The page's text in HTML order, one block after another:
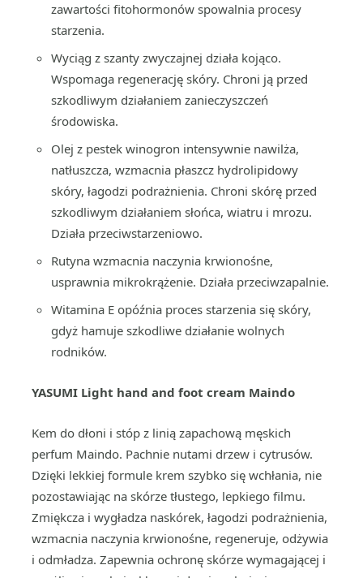
zawartości fitohormonów spowalnia procesy
starzenia.
Wyciąg z szanty zwyczajnej działa kojąco.
Wspomaga regenerację skóry. Chroni ją przed
szkodliwym działaniem zanieczyszczeń
środowiska.
Olej z pestek winogron intensywnie nawilża,
natłuszcza, wzmacnia płaszcz hydrolipidowy
skóry, łagodzi podrażnienia. Chroni skórę przed
szkodliwym działaniem słońca, wiatru i mrozu.
Działa przeciwstarzeniowo.
Rutyna wzmacnia naczynia krwionośne,
usprawnia mikrokrążenie. Działa przeciwzapalnie.
Witamina E opóźnia proces starzenia się skóry,
gdyż hamuje szkodliwe działanie wolnych
rodników.
YASUMI Light hand and foot cream Maindo
Kem do dłoni i stóp z linią zapachową męskich
perfum Maindo. Pachnie nutami drzew i cytrusów.
Dzięki lekkiej formule krem szybko się wchłania, nie
pozostawiając na skórze tłustego, lepkiego filmu.
Zmiękcza i wygładza naskórek, łagodzi podrażnienia,
wzmacnia naczynia krwionośne, regeneruje, odżywia
i odmładza. Zapewnia ochronę skórze wymagającej i